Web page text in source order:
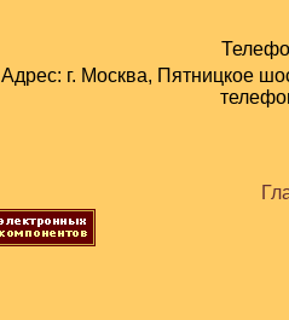
Адрес: г. Москва, Пятницкое